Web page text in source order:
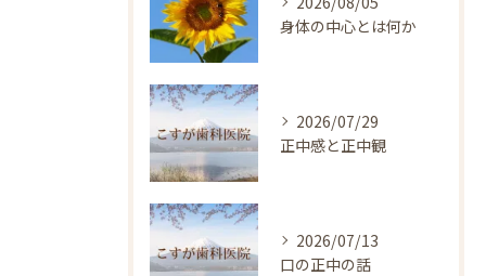
身体の中心とは何か
2026/07/29
正中感と正中観
2026/07/13
口の正中の話